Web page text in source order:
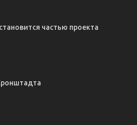
частью проекта